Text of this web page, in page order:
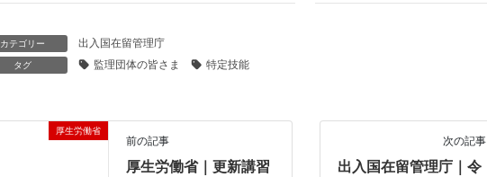
カテゴリー 出入国在留管理庁
タグ 監理団体の皆さま 特定技能
厚生労働省
前の記事
厚生労働省｜更新講習
次の記事
出入国在留管理庁｜令